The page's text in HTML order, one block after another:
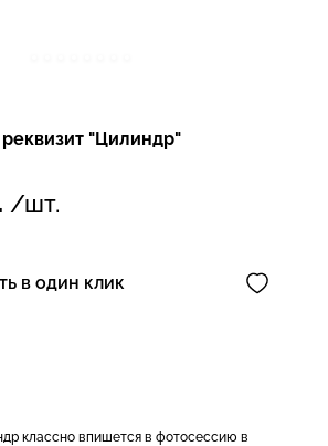
"Цилиндр"
/шт.
в один клик
классно впишется в фотосессию в